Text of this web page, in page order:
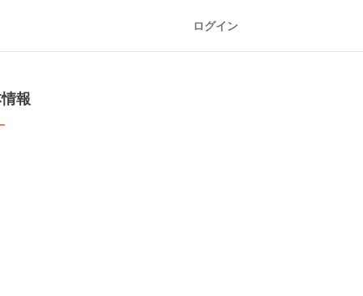
ログイン
報